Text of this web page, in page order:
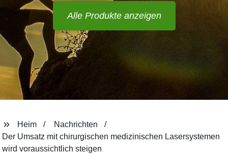
Alle Produkte anzeigen
Heim
Nachrichten
Der Umsatz mit chirurgischen medizinischen Lasersystemen
wird voraussichtlich steigen